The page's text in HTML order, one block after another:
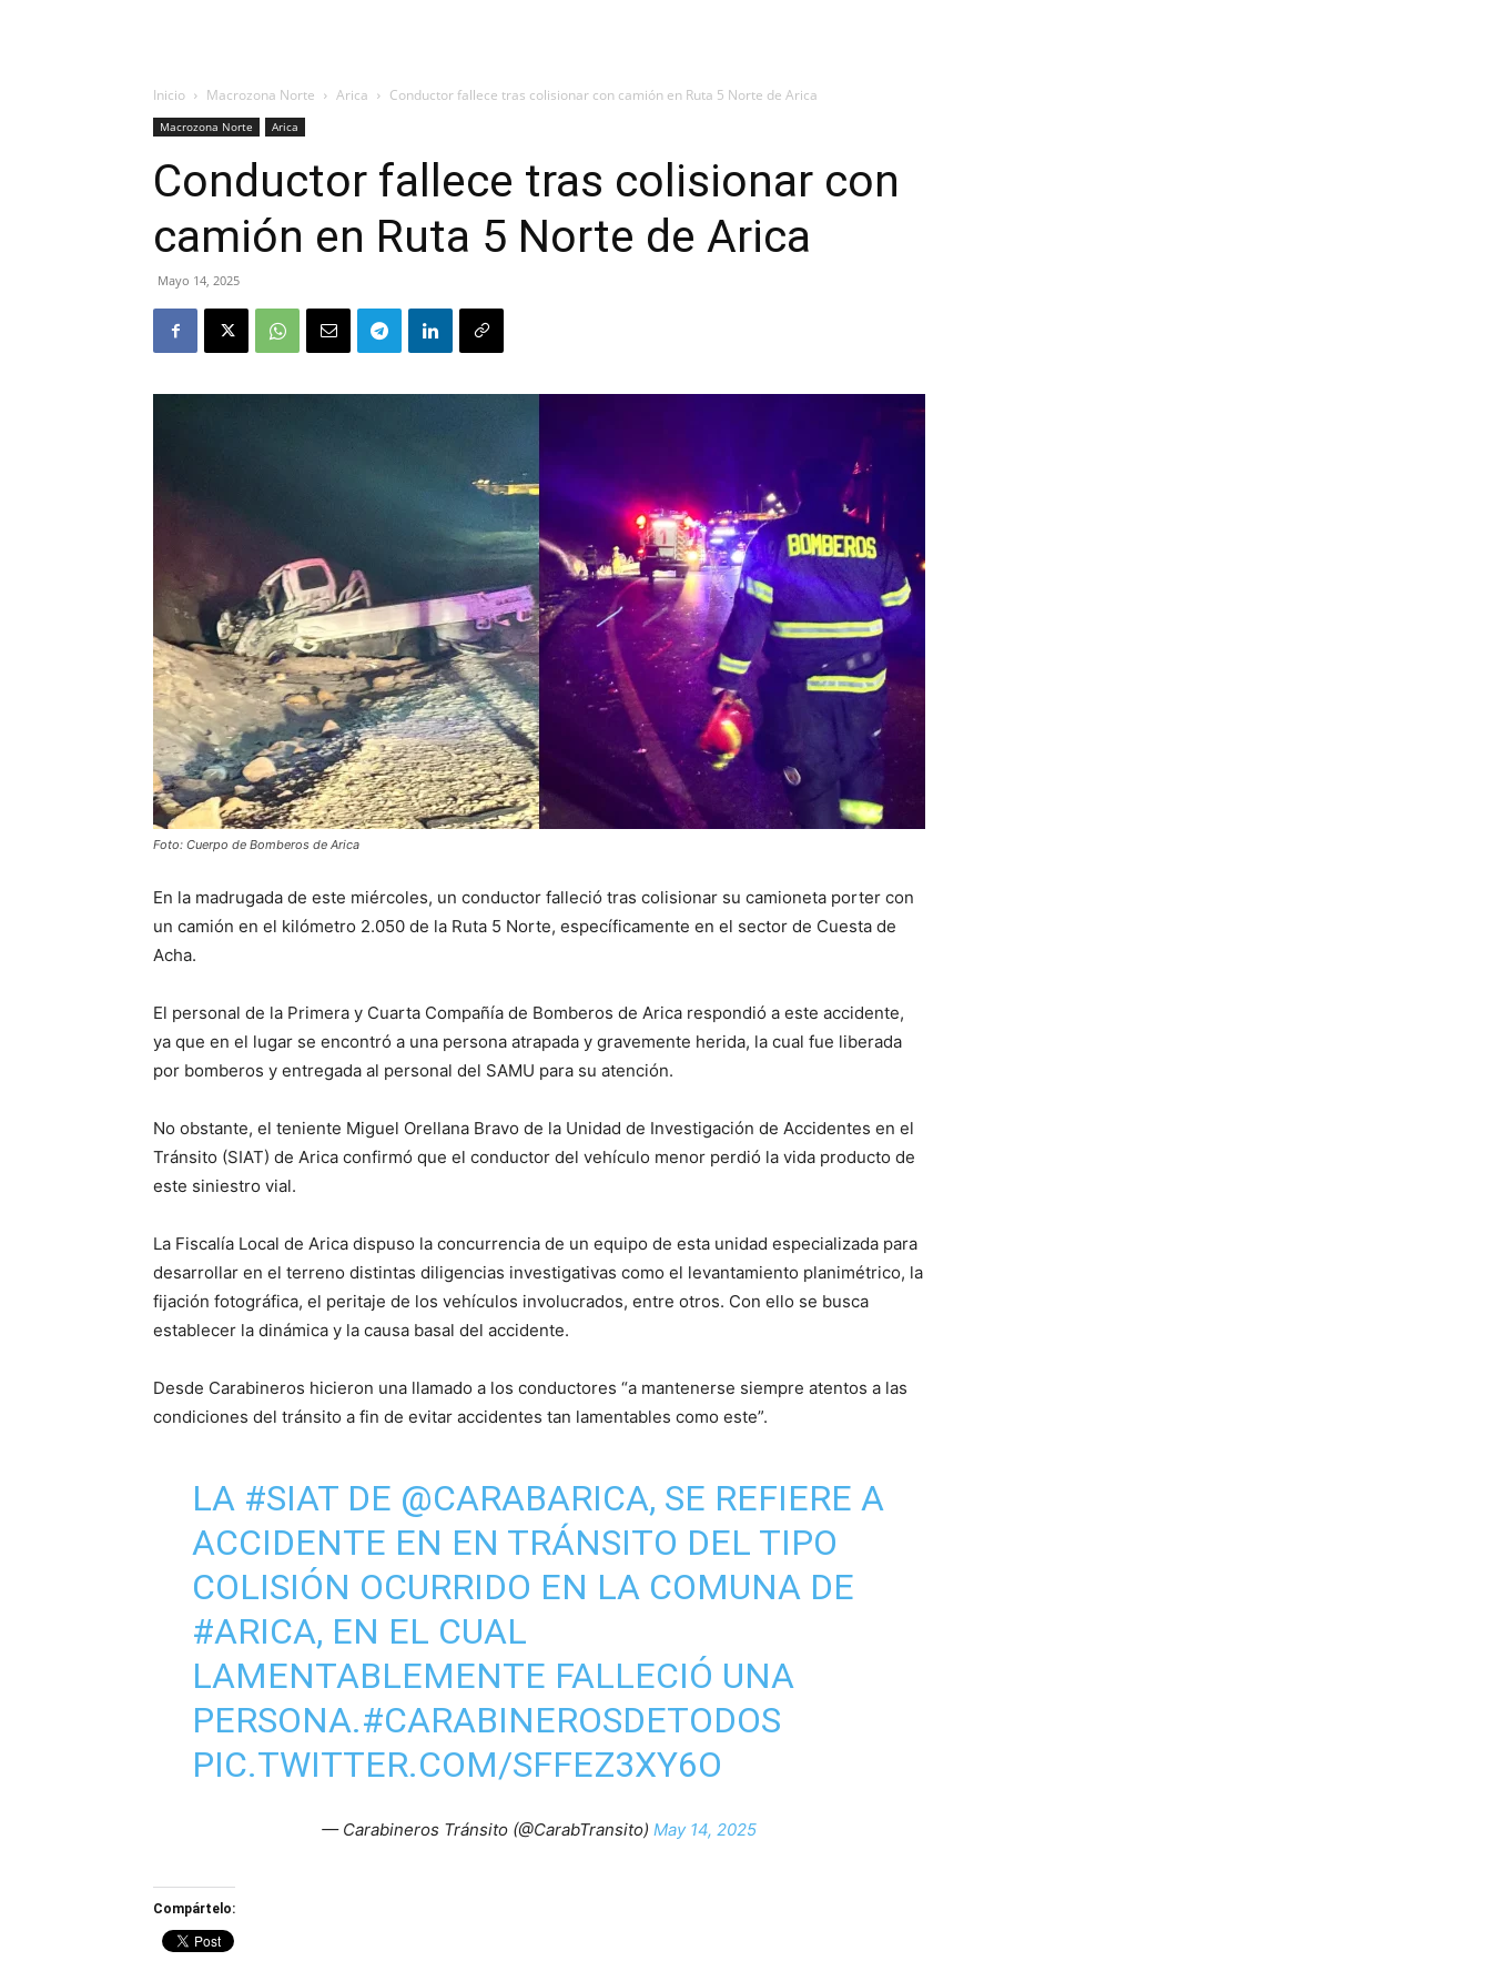
Inicio Macrozona Norte Arica Conductor fallece tras colisionar con camión en Ruta 5 Norte de Arica
Macrozona Norte Arica
Conductor fallece tras colisionar con
camión en Ruta 5 Norte de Arica
Mayo 14, 2025
Foto: Cuerpo de Bomberos de Arica
En la madrugada de este miércoles, un conductor falleció tras colisionar su camioneta porter con
un camión en el kilómetro 2.050 de la Ruta 5 Norte, específicamente en el sector de Cuesta de
Acha.
El personal de la Primera y Cuarta Compañía de Bomberos de Arica respondió a este accidente,
ya que en el lugar se encontró a una persona atrapada y gravemente herida, la cual fue liberada
por bomberos y entregada al personal del SAMU para su atención.
No obstante, el teniente Miguel Orellana Bravo de la Unidad de Investigación de Accidentes en el
Tránsito (SIAT) de Arica confirmó que el conductor del vehículo menor perdió la vida producto de
este siniestro vial.
La Fiscalía Local de Arica dispuso la concurrencia de un equipo de esta unidad especializada para
desarrollar en el terreno distintas diligencias investigativas como el levantamiento planimétrico, la
fijación fotográfica, el peritaje de los vehículos involucrados, entre otros. Con ello se busca
establecer la dinámica y la causa basal del accidente.
Desde Carabineros hicieron una llamado a los conductores “a mantenerse siempre atentos a las
condiciones del tránsito a fin de evitar accidentes tan lamentables como este”.
LA #SIATDE @CARABARICA, SE REFIERE A
ACCIDENTE EN EN TRÁNSITO DEL TIPO
COLISIÓN OCURRIDO EN LA COMUNA DE
#ARICA, EN EL CUAL
LAMENTABLEMENTE FALLECIÓ UNA
PERSONA.#CARABINEROSDETODOS
PIC.TWITTER.COM/SFFEZ3XY6O
— Carabineros Tránsito (@CarabTransito) May 14, 2025
Compártelo: